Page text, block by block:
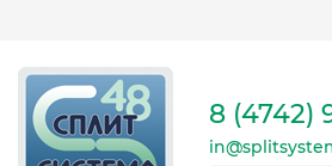
кондиционеров в
области
8 (4742)